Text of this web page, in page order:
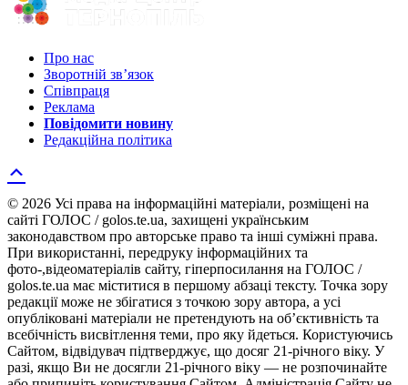
Про нас
Зворотній зв’язок
Співпраця
Реклама
Повідомити новину
Редакційна політика
© 2026 Усі права на інформаційні матеріали, розміщені на
сайті ГОЛОС / golos.te.ua, захищені українським
законодавством про авторське право та інші суміжні права.
При використанні, передруку інформаційних та
фото-,відеоматеріалів сайту, гіперпосилання на ГОЛОС /
golos.te.ua має міститися в першому абзаці тексту. Точка зору
редакції може не збігатися з точкою зору автора, а усі
опубліковані матеріали не претендують на об’єктивність та
всебічність висвітлення теми, про яку йдеться. Користуючись
Сайтом, відвідувач підтверджує, що досяг 21-річного віку. У
разі, якщо Ви не досягли 21-річного віку — не розпочинайте